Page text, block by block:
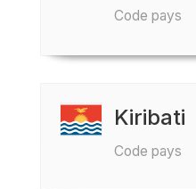
Code pays
Kiribati
Code pays